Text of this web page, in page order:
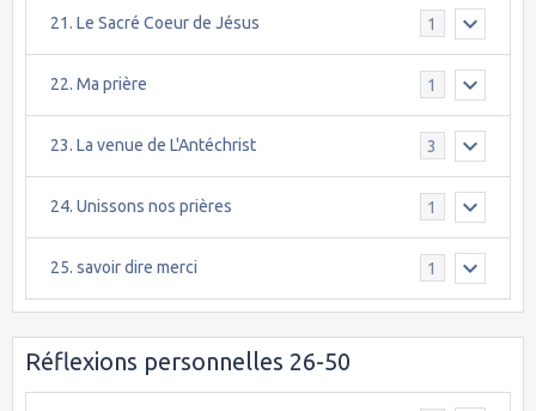
21. Le Sacré Coeur de Jésus 1
22. Ma prière 1
23. La venue de L'Antéchrist 3
24. Unissons nos prières 1
25. savoir dire merci 1
Réflexions personnelles 26-50